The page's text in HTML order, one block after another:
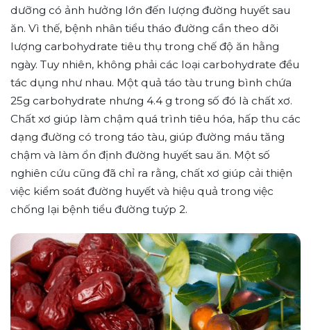
dưỡng có ảnh hưởng lớn đến lượng đường huyết sau
ăn. Vì thế, bệnh nhân tiểu tháo đường cần theo dõi
lượng carbohydrate tiêu thụ trong chế độ ăn hằng
ngày. Tuy nhiên, không phải các loại carbohydrate đều
tác dụng như nhau. Một quả táo tàu trung bình chứa
25g carbohydrate nhưng 4.4 g trong số đó là chất xơ.
Chất xơ giúp làm chậm quá trình tiêu hóa, hấp thu các
dạng đường có trong táo tàu, giúp đường máu tăng
chậm và làm ổn định đường huyết sau ăn. Một số
nghiên cứu cũng đã chỉ ra rằng, chất xơ giúp cải thiện
việc kiểm soát đường huyết và hiệu quả trong việc
chống lại bệnh tiểu đường tuýp 2.